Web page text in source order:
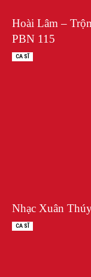
Hoài Lâm –
PBN 115
CA SĨ
Nhạc Xuân
CA SĨ